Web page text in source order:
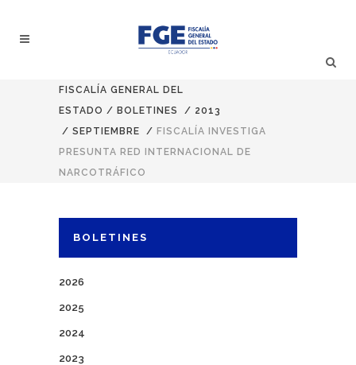
FISCALÍA GENERAL DEL
ESTADO / BOLETINES / 2013
/ SEPTIEMBRE / FISCALÍA INVESTIGA
PRESUNTA RED INTERNACIONAL DE
NARCOTRÁFICO
BOLETINES
2026
2025
2024
2023